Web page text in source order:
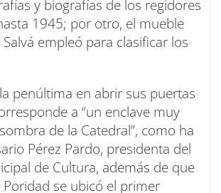
y biografías de los regidores
1945; por otro, el mueble
empleó para clasificar los
penúltima en abrir sus puertas
a “un enclave muy
de la Catedral”, como ha
Pérez Pardo, presidenta del
de Cultura, además de que
Poridad se ubicó el primer